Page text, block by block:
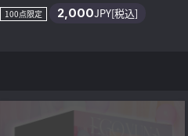
100点限定 2,000JPY[税込]